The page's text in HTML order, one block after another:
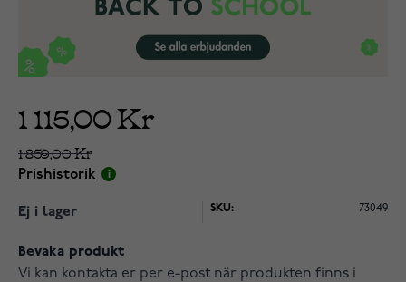
1 115,00 Kr
1 859,00 Kr
Prishistorik
Ej i lager SKU: 73049
Bevaka produkt
Vi kan kontakta er per e-post när produkten finns i